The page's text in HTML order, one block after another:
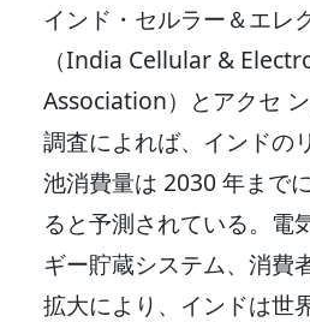
インド・セルラー＆エレ
（India Cellular &
Association）とアクセ
調査によれば、インドの
池消費量は 2030 年まで
ると予測されている。電
ギー貯蔵システム、消費
拡大により、インドは世